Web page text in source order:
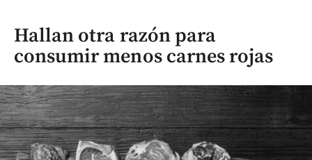
Hallan otra razón para
consumir menos carnes rojas